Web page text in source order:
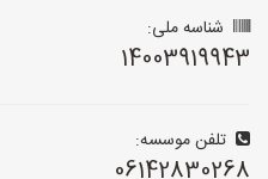
شناسه ملی:
14003919943
تلفن موسسه:
06142830268